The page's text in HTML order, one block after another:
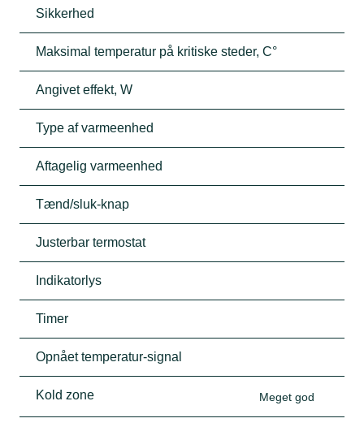
Sikkerhed
Maksimal temperatur på kritiske steder, C°
Angivet effekt, W
Type af varmeenhed
Aftagelig varmeenhed
Tænd/sluk-knap
Justerbar termostat
Indikatorlys
Timer
Opnået temperatur-signal
Kold zone Meget god